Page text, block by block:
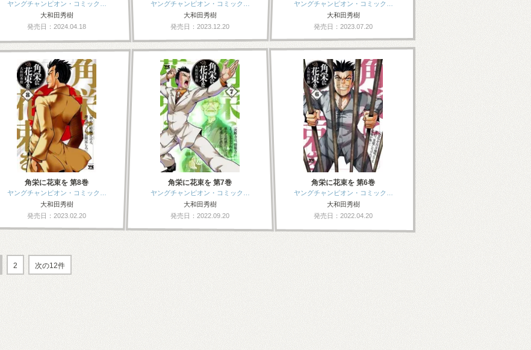
ヤングチャンピオン・コミック…
大和田秀樹
発売日：2024.04.18
ヤングチャンピオン・コミック…
大和田秀樹
発売日：2023.12.20
ヤングチャンピオン・コミック…
大和田秀樹
発売日：2023.07.20
角栄に花束を 第8巻
ヤングチャンピオン・コミック…
大和田秀樹
発売日：2023.02.20
角栄に花束を 第7巻
ヤングチャンピオン・コミック…
大和田秀樹
発売日：2022.09.20
角栄に花束を 第6巻
ヤングチャンピオン・コミック…
大和田秀樹
発売日：2022.04.20
2 次の12件